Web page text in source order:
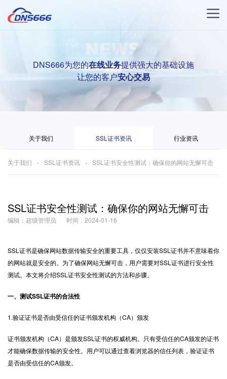
DNS666为您的在线业务提供强大的基础设施
让您的客户安心交易
关于我们 SSL证书资讯 行业资讯
关于我们 SSL证书资讯 SSL证书安全性测试：确保你的网站无懈可击
SSL证书安全性测试：确保你的网站无懈可击
编辑：超级管理员 时间：2024-01-16
SSL证书是确保网站数据传输安全的重要工具，仅仅安装SSL证书并不意味着你
的网站就是安全的。为了确保网站无懈可击，用户需要对SSL证书进行安全性
测试。本文将介绍SSL证书安全性测试的方法和步骤。
一、测试SSL证书的合法性
1.验证证书是否由受信任的证书颁发机构（CA）颁发
证书颁发机构（CA）是颁发SSL证书的权威机构。只有受信任的CA颁发的证书
才能确保数据传输的安全性。用户可以通过查看浏览器的信任列表，验证证书
是否由受信任的CA颁发。